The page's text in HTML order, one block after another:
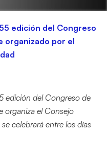
edición del Congreso
organizado por el
edición del Congreso de
organiza el Consejo
celebrará entre los días